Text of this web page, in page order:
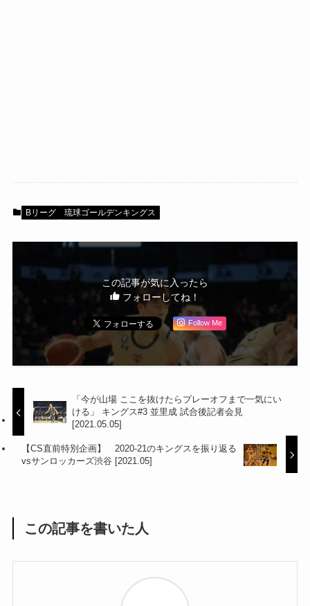
Bリーグ 琉球ゴールデンキングス
この記事が気に入ったら
フォローしてね！
Follow Me
「今が山場 ここを抜けたらプレーオフまで一気にい
ける」 キングス#3 並里成 試合後記者会見
[2021.05.05]
【CS直前特別企画】 2020-21のキングスを振り返る
vsサンロッカーズ渋谷 [2021.05]
この記事を書いた人